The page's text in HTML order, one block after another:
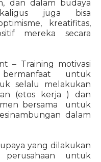
dan dalam budaya
juga bisa
kreatifitas,
mereka secara
– Training motivasi
untuk
selalu melakukan
(etos kerja ) dan
bersama untuk
dalam
yang dilakukan
untuk